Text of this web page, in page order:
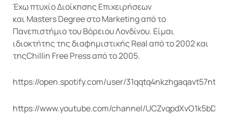
Έχω πτυχίο Διοίκησης Επιχειρήσεων
και Masters Degree στο Marketing από το
Πανεπιστήμιο του Βόρειου Λονδίνου. Είμαι
ιδιοκτήτης της διαφημιστικής Real από το 2002 και
τηςChillin Free Press από το 2005.
https://open.spotify.com/user/
https://www.youtube.com/channel/